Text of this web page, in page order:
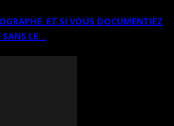
ET SI VOUS DOCUMENTIEZ
SANS LE…